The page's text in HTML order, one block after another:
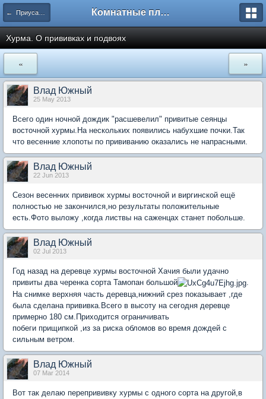
← Приусадебный сад Комнатные плодовые экзоты
Хурма. О прививках и подвоях
« »
Влад Южный
25 May 2013
Всего один ночной дождик "расшевелил" привитые сеянцы
восточной хурмы.На нескольких появились набухшие почки.Так
что весенние хлопоты по прививанию оказались не напрасными.
Влад Южный
22 Jun 2013
Сезон весенних прививок хурмы восточной и виргинской ещё
полностью не закончился,но результаты положительные
есть.Фото выложу ,когда листвы на саженцах станет побольше.
Влад Южный
02 Jul 2013
Год назад на деревце хурмы восточной Хачия были удачно
привиты два черенка сорта Тамопан большой
.
На снимке верхняя часть деревца,нижний срез показывает ,где
была сделана прививка.Всего в высоту на сегодня деревце
примерно 180 см.Приходится ограничивать
побеги прищипкой ,из за риска обломов во время дождей с
сильным ветром.
Влад Южный
07 Mar 2014
Вот так делаю перепрививку хурмы с одного сорта на другой,в